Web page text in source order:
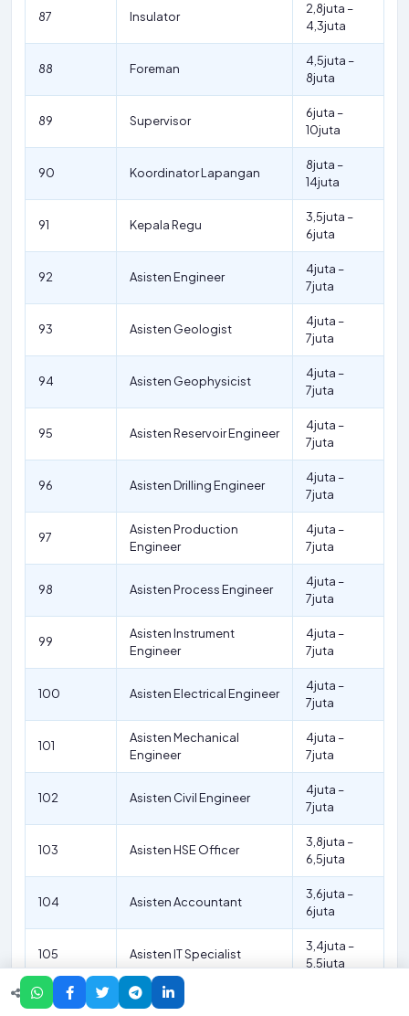
87 Insulator
2,8juta –
4,3juta
88 Foreman
4,5juta –
8juta
89 Supervisor
6juta –
10juta
90 Koordinator Lapangan
8juta –
14juta
91 Kepala Regu
3,5juta –
6juta
92 Asisten Engineer
4juta –
7juta
93 Asisten Geologist
4juta –
7juta
94 Asisten Geophysicist
4juta –
7juta
95 Asisten Reservoir Engineer
4juta –
7juta
96 Asisten Drilling Engineer
4juta –
7juta
97
Asisten Production
Engineer
4juta –
7juta
98 Asisten Process Engineer
4juta –
7juta
99
Asisten Instrument
Engineer
4juta –
7juta
100 Asisten Electrical Engineer
4juta –
7juta
101
Asisten Mechanical
Engineer
4juta –
7juta
102 Asisten Civil Engineer
4juta –
7juta
103 Asisten HSE Officer
3,8juta –
6,5juta
104 Asisten Accountant
3,6juta –
6juta
105 Asisten IT Specialist
3,4juta –
5,5juta
106 Asisten Lawyer